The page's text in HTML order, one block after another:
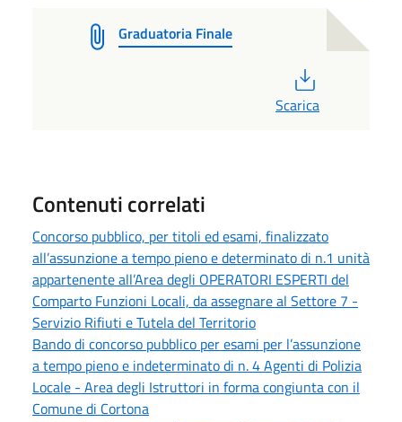
Graduatoria Finale
Scarica
Contenuti correlati
Concorso pubblico, per titoli ed esami, finalizzato
all’assunzione a tempo pieno e determinato di n.1 unità
appartenente all’Area degli OPERATORI ESPERTI del
Comparto Funzioni Locali, da assegnare al Settore 7 -
Servizio Rifiuti e Tutela del Territorio
Bando di concorso pubblico per esami per l’assunzione
a tempo pieno e indeterminato di n. 4 Agenti di Polizia
Locale - Area degli Istruttori in forma congiunta con il
Comune di Cortona